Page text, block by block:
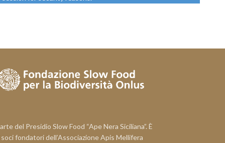
del Presidio Slow Food “Ape Nera Siciliana”. È
fondatori dell’Associazione Apis Mellifera